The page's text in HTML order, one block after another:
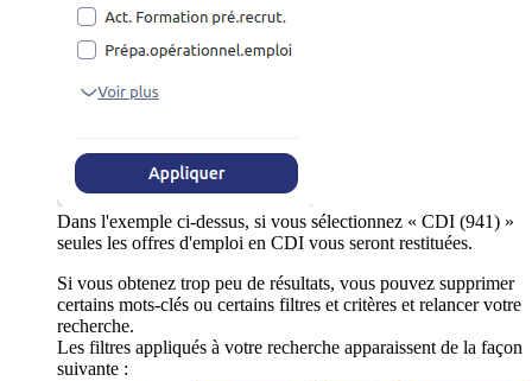
Dans l'exemple ci-dessus, si vous sélectionnez « CDI (941) »
seules les offres d'emploi en CDI vous seront restituées.
Si vous obtenez trop peu de résultats, vous pouvez supprimer
certains mots-clés ou certains filtres et critères et relancer votre
recherche.
Les filtres appliqués à votre recherche apparaissent de la façon
suivante :